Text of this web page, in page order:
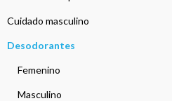
Cuidado masculino
Desodorantes
Femenino
Masculino